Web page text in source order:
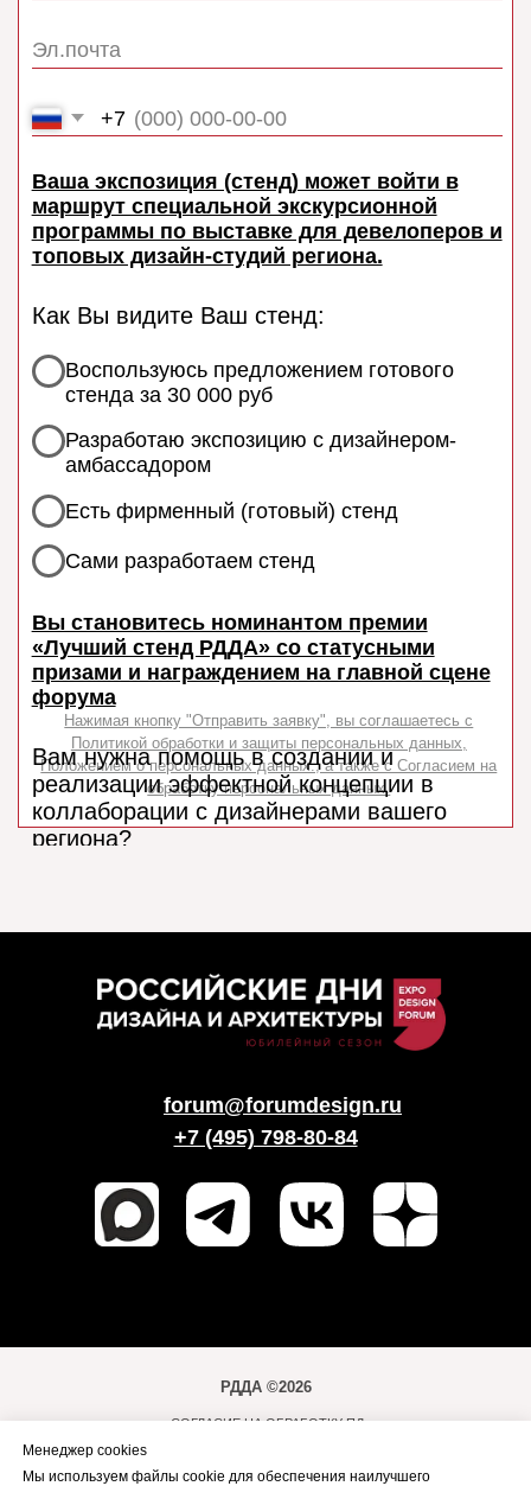
forum@forumdesign.ru
+7 (495) 798-80-84
СОГЛАСИЕ НА ОБРАБОТКУ ПД
РДДА ©2026
Менеджер cookies
Мы используем файлы cookie для обеспечения наилучшего